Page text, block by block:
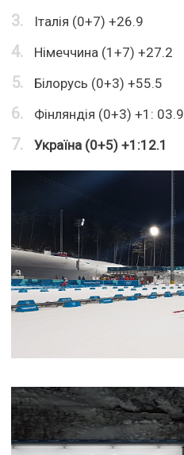
Італія (0+7) +26.9
Німеччина (1+7) +27.2
Білорусь (0+3) +55.5
Фінляндія (0+3) +1: 03.9
Україна (0+5) +1:12.1